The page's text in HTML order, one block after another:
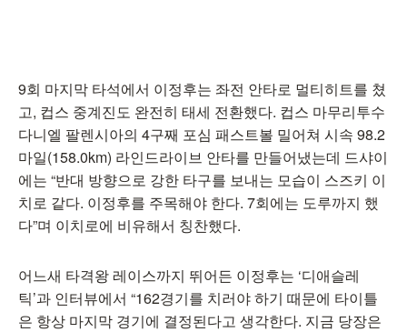
9회 마지막 타석에서 이정후는 좌전 안타로 멀티히트를 쳤
고, 컵스 중계진도 완전히 태세 전환했다. 컵스 마무리투수
다니엘 팔렌시아의 4구째 포심 패스트볼 밀어쳐 시속 98.2
마일(158.0km) 라인드라이브 안타를 만들어냈는데 드샤이
에는 “반대 방향으로 강한 타구를 보내는 모습이 스즈키 이
치로 같다. 이정후를 주목해야 한다. 7회에는 도루까지 했
다”며 이치로에 비유해서 칭찬했다.
어느새 타격왕 레이스까지 뛰어든 이정후는 ‘디애슬레
틱’과 인터뷰에서 “162경기를 치러야 하기 때문에 타이틀
은 항상 마지막 경기에 결정된다고 생각한다. 지금 당장은